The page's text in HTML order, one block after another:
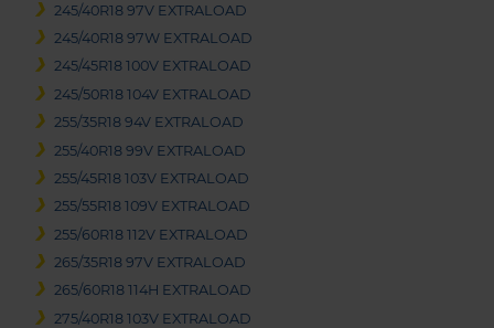
245/40R18 97V EXTRALOAD
245/40R18 97W EXTRALOAD
245/45R18 100V EXTRALOAD
245/50R18 104V EXTRALOAD
255/35R18 94V EXTRALOAD
255/40R18 99V EXTRALOAD
255/45R18 103V EXTRALOAD
255/55R18 109V EXTRALOAD
255/60R18 112V EXTRALOAD
265/35R18 97V EXTRALOAD
265/60R18 114H EXTRALOAD
275/40R18 103V EXTRALOAD